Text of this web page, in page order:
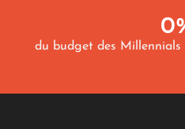
du budget des Millennials
0